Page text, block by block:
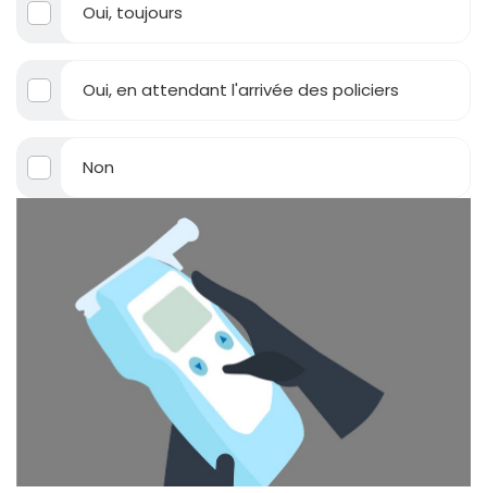
Oui, toujours
Oui, en attendant l'arrivée des policiers
Non